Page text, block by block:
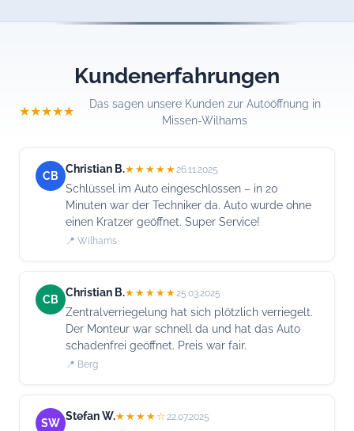
Kundenerfahrungen
★★★★★
Das sagen unsere Kunden zur Autoöffnung in
Missen-Wilhams
CB
Christian B.★★★★★ 26.11.2025
Schlüssel im Auto eingeschlossen – in 20
Minuten war der Techniker da. Auto wurde ohne
einen Kratzer geöffnet. Super Service!
📍 Wilhams
CB
Christian B.★★★★★ 25.03.2025
Zentralverriegelung hat sich plötzlich verriegelt.
Der Monteur war schnell da und hat das Auto
schadenfrei geöffnet. Preis war fair.
📍 Berg
SW
Stefan W.★★★★☆ 22.07.2025